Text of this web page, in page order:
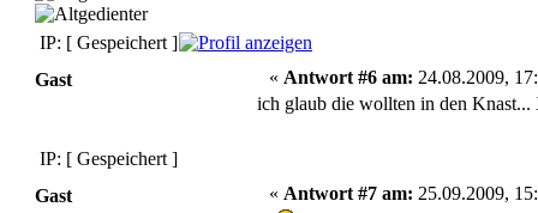
IP: [ Gespeichert ]
Gast
« Antwort #6 am: 24.08.2009,
ich glaub die wollten in den
IP: [ Gespeichert ]
Gast
« Antwort #7 am: 25.09.2009,